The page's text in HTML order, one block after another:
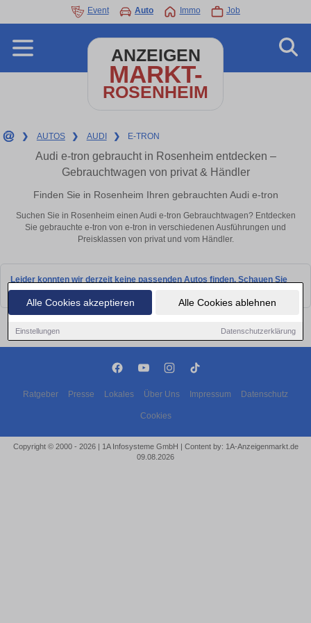
Alle Cookies akzeptieren Alle Cookies ablehnen
Einstellungen Datenschutzerklärung
Event Auto Immo Job
ANZEIGEN
MARKT-
ROSENHEIM
❯ AUTOS ❯ AUDI ❯ E-TRON
Audi e-tron gebraucht in Rosenheim entdecken –
Gebrauchtwagen von privat & Händler
Finden Sie in Rosenheim Ihren gebrauchten Audi e-tron
Suchen Sie in Rosenheim einen Audi e-tron Gebrauchtwagen? Entdecken
Sie gebrauchte e-tron von e-tron in verschiedenen Ausführungen und
Preisklassen von privat und vom Händler.
Leider konnten wir derzeit keine passenden Autos finden. Schauen Sie
bald wieder vorbei!
Ratgeber Presse Lokales Über Uns Impressum Datenschutz
Cookies
Copyright © 2000 - 2026 | 1A Infosysteme GmbH | Content by: 1A-Anzeigenmarkt.de
09.08.2026